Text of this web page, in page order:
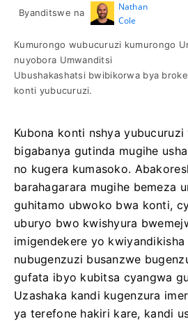
Byanditswe na
Nathan
Cole
Kumurongo wubucuruzi kumurongo
nuyobora Umwanditsi
Ubushakashatsi bwibikorwa bya
konti yubucuruzi.
Kubona konti nshya
bigabanya gutinda mugihe
no kugera kumasoko.
barahagarara mugihe bemeza
guhitamo ubwoko bwa konti,
uburyo bwo kwishyura
imigendekere yo kwiyandikisha
nubugenzuzi busanzwe
gufata ibyo kubitsa cyangwa
Uzashaka kandi kugenzura
ya terefone hakiri kare, kandi